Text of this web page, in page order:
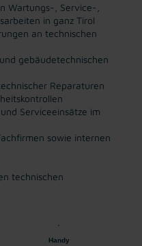
Wartungs-, Service-,
in ganz Tirol
an technischen
gebäudetechnischen
Reparaturen
Serviceeinsätze im
sowie internen
technischen
Handy